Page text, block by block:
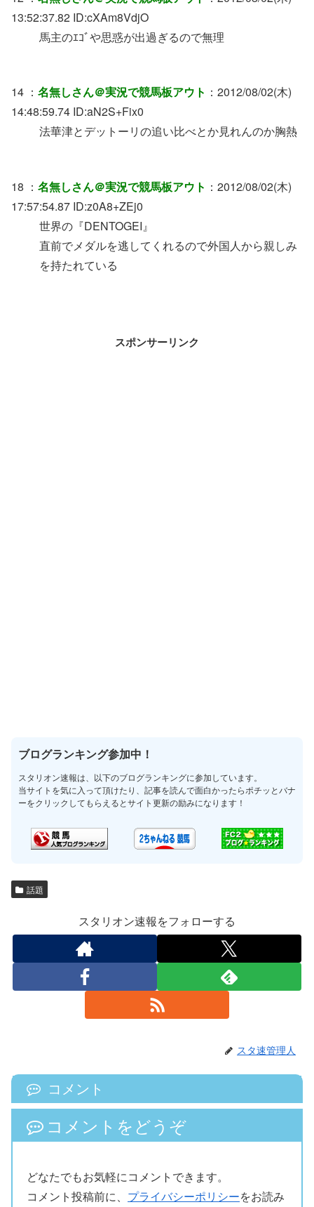
13:52:37.82 ID:cXAm8VdjO
馬主のｴｺﾞや思惑が出過ぎるので無理
14 ： 名無しさん＠実況で競馬板アウト ：2012/08/02(木)
14:48:59.74 ID:aN2S+Fix0
法華津とデットーリの追い比べとか見れんのか胸熱
18 ： 名無しさん＠実況で競馬板アウト ：2012/08/02(木)
17:57:54.87 ID:z0A8+ZEj0
世界の『DENTOGEI』
直前でメダルを逃してくれるので外国人から親しみ
を持たれている
スポンサーリンク
ブログランキング参加中！
スタリオン速報は、以下のブログランキングに参加しています。
当サイトを気に入って頂けたり、記事を読んで面白かったらポチッとバナ
ーをクリックしてもらえるとサイト更新の励みになります！
話題
スタリオン速報をフォローする
スタ速管理人
コメント
コメントをどうぞ
どなたでもお気軽にコメントできます。
コメント投稿前に、 プライバシーポリシーをお読み